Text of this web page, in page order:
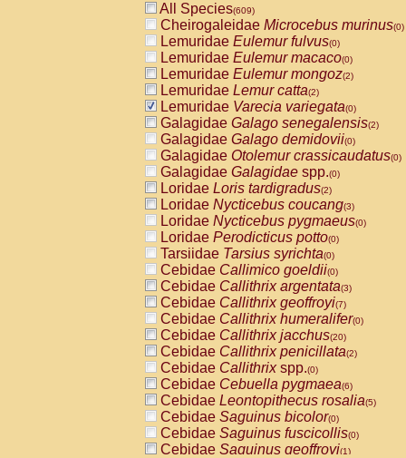
All Species(609)
Cheirogaleidae Microcebus murinus(0)
Lemuridae Eulemur fulvus(0)
Lemuridae Eulemur macaco(0)
Lemuridae Eulemur mongoz(2)
Lemuridae Lemur catta(2)
Lemuridae Varecia variegata(0)
Galagidae Galago senegalensis(2)
Galagidae Galago demidovii(0)
Galagidae Otolemur crassicaudatus(0)
Galagidae Galagidae spp.(0)
Loridae Loris tardigradus(2)
Loridae Nycticebus coucang(3)
Loridae Nycticebus pygmaeus(0)
Loridae Perodicticus potto(0)
Tarsiidae Tarsius syrichta(0)
Cebidae Callimico goeldii(0)
Cebidae Callithrix argentata(3)
Cebidae Callithrix geoffroyi(7)
Cebidae Callithrix humeralifer(0)
Cebidae Callithrix jacchus(20)
Cebidae Callithrix penicillata(2)
Cebidae Callithrixspp.(0)
Cebidae Cebuella pygmaea(6)
Cebidae Leontopithecus rosalia(5)
Cebidae Saguinus bicolor(0)
Cebidae Saguinus fuscicollis(0)
Cebidae Saguinus geoffroyi(1)